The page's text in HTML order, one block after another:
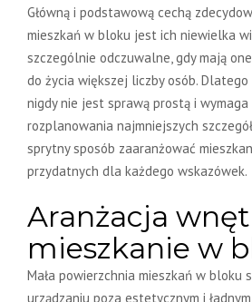
Główną i podstawową cechą
mieszkań w bloku jest ich niewielka
szczególnie odczuwalne, gdy mają
do życia większej liczby osób.
nigdy nie jest sprawą prostą i wymaga
rozplanowania najmniejszych
sprytny sposób zaaranżować
przydatnych dla każdego wskazówek.
Aranżacja
mieszkanie w
Mała powierzchnia mieszkań w bloku
urządzaniu poza estetycznym i